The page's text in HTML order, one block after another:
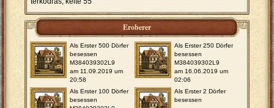
Eroberer
Als Erster 500 Dörfer
besessen
M384039302L9
am 11.09.2019 um
20:58
Als Erster 250 Dörfer
besessen
M384039302L9
am 16.06.2019 um
02:06
Als Erster 100 Dörfer
besessen
Als Erster 2 Dörfer
besessen